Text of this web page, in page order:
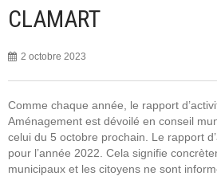
CLAMART
2 octobre 2023
Comme chaque année, le rapport
Aménagement est dévoilé en conseil
celui du 5 octobre prochain. Le rapport
pour l’année 2022. Cela signifie
municipaux et les citoyens ne sont